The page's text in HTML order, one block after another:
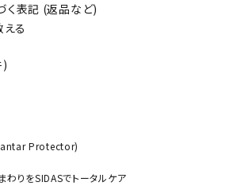
く表記 (返品など)
る
)
Protector)
わりをSIDASでトータルケア